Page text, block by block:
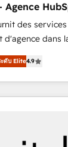
don't know'
to maximize
(top 1%
named 2023
by 2,500+
them scale
by using
hubspot-admin
des
dans
Avec plus de
Growth,
a digital
focus on EMEA
ดับ Elite4.9